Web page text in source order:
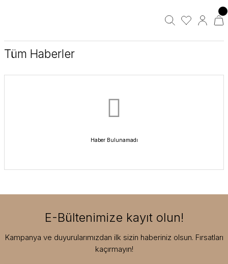
Tüm Haberler
Haber Bulunamadı
E-Bültenimize kayıt olun!
Kampanya ve duyurularımızdan ilk sizin haberiniz olsun. Fırsatları
kaçırmayın!